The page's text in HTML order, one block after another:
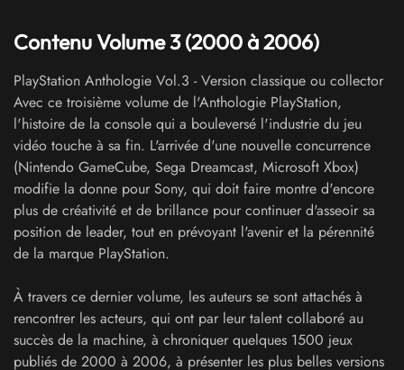
Contenu Volume 3 (2000 à 2006)
PlayStation Anthologie Vol.3 - Version classique ou collector
Avec ce troisième volume de l'Anthologie PlayStation,
l'histoire de la console qui a bouleversé l'industrie du jeu
vidéo touche à sa fin. L'arrivée d'une nouvelle concurrence
(Nintendo GameCube, Sega Dreamcast, Microsoft Xbox)
modifie la donne pour Sony, qui doit faire montre d'encore
plus de créativité et de brillance pour continuer d'asseoir sa
position de leader, tout en prévoyant l'avenir et la pérennité
de la marque PlayStation.
À travers ce dernier volume, les auteurs se sont attachés à
rencontrer les acteurs, qui ont par leur talent collaboré au
succès de la machine, à chroniquer quelques 1500 jeux
publiés de 2000 à 2006, à présenter les plus belles versions